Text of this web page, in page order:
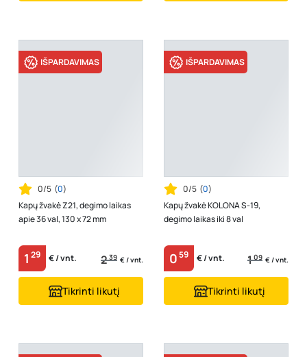
IŠPARDAVIMAS
0/5 (0)
Kapų žvakė Z21, degimo laikas
apie 36 val, 130 x 72 mm
1 29 € / vnt. 239 € / vnt.
Tikrinti likutį
IŠPARDAVIMAS
0/5 (0)
Kapų žvakė KOLONA S-19,
degimo laikas iki 8 val
059 € / vnt. 109 € / vnt.
Tikrinti likutį